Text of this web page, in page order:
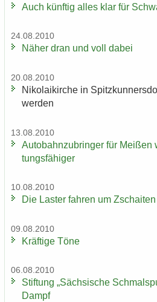
Auch künf­tig alles klar für
24.08.2010
Näher dran und voll dabei
20.08.2010
Ni­ko­lai­kir­che in
wer­den
13.08.2010
Au­to­bahn­zu­brin­ger für
tungs­fä­hi­ger
10.08.2010
Die Las­ter fah­ren um
09.08.2010
Kräf­ti­ge Töne
06.08.2010
Stif­tung „Säch­si­sche
Dampf